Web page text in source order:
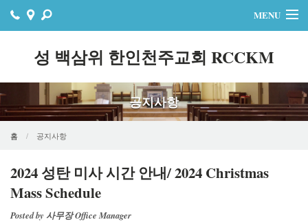
성 백삼위 한인천주교회 RCCKM
MENU
자료실
공지사항
행사
연락처
공지사항
홈 공지사항
2024 성탄 미사 시간 안내/ 2024 Christmas
Mass Schedule
Posted by 사무장 Office Manager